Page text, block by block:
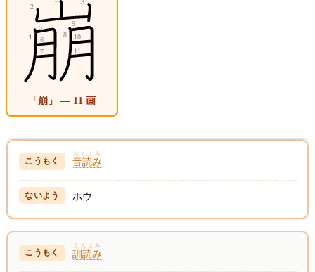
「崩」 — 11 画
音読み
おんよみ
ホウ
訓読み
くんよみ